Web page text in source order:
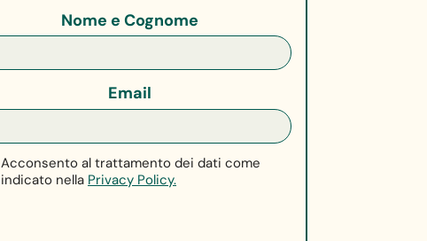
Nome e Cognome
Email
Acconsento al trattamento dei dati come
indicato nella Privacy Policy.